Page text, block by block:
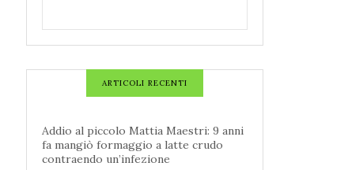
ARTICOLI RECENTI
Addio al piccolo Mattia Maestri: 9 anni
fa mangiò formaggio a latte crudo
contraendo un’infezione